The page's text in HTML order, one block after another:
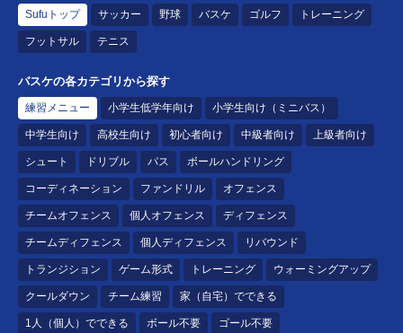
Sufuトップ サッカー 野球 バスケ ゴルフ トレーニング
フットサル テニス
バスケの各カテゴリから探す
練習メニュー 小学生低学年向け 小学生向け（ミニバス）
中学生向け 高校生向け 初心者向け 中級者向け 上級者向け
シュート ドリブル パス ボールハンドリング
コーディネーション ファンドリル オフェンス
チームオフェンス 個人オフェンス ディフェンス
チームディフェンス 個人ディフェンス リバウンド
トランジション ゲーム形式 トレーニング ウォーミングアップ
クールダウン チーム練習 家（自宅）でできる
1人（個人）でできる ボール不要 ゴール不要